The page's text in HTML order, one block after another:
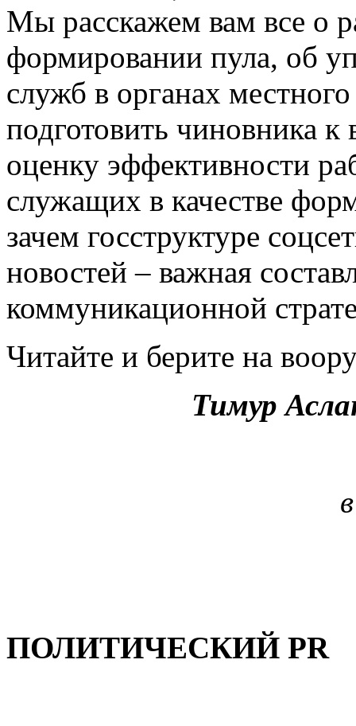
Мы расскажем вам все о
формировании пула, об
служб в органах
подготовить чиновника к
оценку эффективности
служащих в качестве
зачем госструктуре
новостей – важная
коммуникационной
Читайте и берите на
Тимур
ПОЛИТИЧЕСКИЙ PR